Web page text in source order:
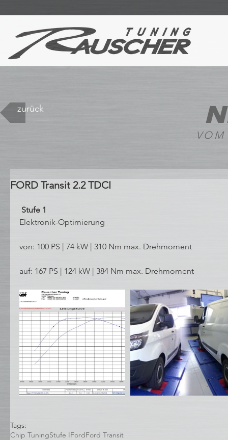
VOM
zurück
FORD Transit 2.2 TDCI
Stufe 1
Elektronik-Optimierung
von: 100 PS | 74 kW | 310 Nm max. Drehmoment
auf: 167 PS | 124 kW | 384 Nm max. Drehmoment
Tags:
Chip TuningStufe IFordFord Transit